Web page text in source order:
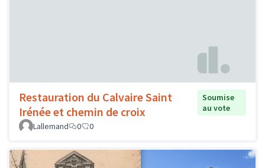
Restauration du Calvaire Saint
Irénée et chemin de croix
Soumise
au vote
Lallemand
0 0